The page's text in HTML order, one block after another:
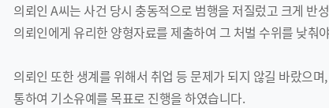
의뢰인 A씨는 사건 당시 충동적으로 범행을 저질렀고 크게 반
의뢰인에게 유리한 양형자료를 제출하여 그 처벌 수위를 낮춰
의뢰인 또한 생계를 위해서 취업 등 문제가 되지 않길 바랐으
통하여 기소유예를 목표로 진행을 하였습니다.